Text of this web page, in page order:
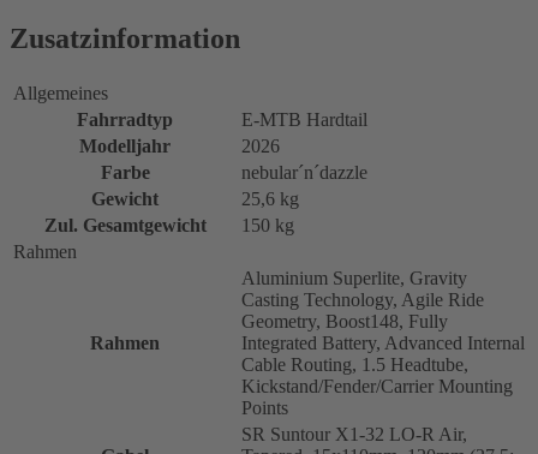
Zusatzinformation
Allgemeines
Fahrradtyp
E-MTB Hardtail
Modelljahr
2026
Farbe
nebular´n´dazzle
Gewicht
25,6 kg
Zul. Gesamtgewicht
150 kg
Rahmen
Rahmen
Aluminium Superlite, Gravity
Casting Technology, Agile Ride
Geometry, Boost148, Fully
Integrated Battery, Advanced Internal
Cable Routing, 1.5 Headtube,
Kickstand/Fender/Carrier Mounting
Points
SR Suntour X1-32 LO-R Air,